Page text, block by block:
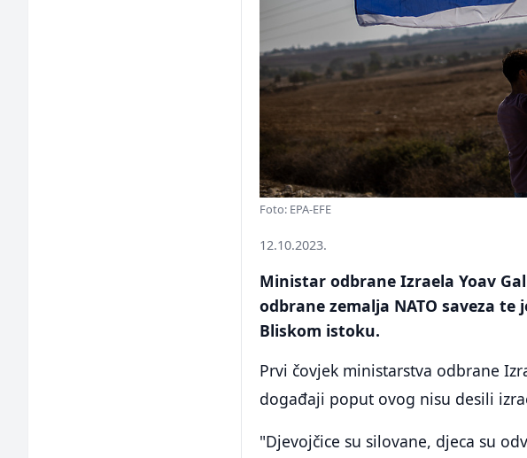
Foto: EPA-EFE
12.10.2023.
Ministar odbrane Izraela Yoav
odbrane zemalja NATO saveza
Bliskom istoku.
Prvi čovjek ministarstva odbrane
događaji poput ovog nisu desili
"Djevojčice su silovane, djeca su